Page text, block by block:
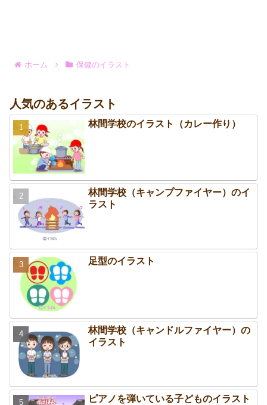
ホーム 保健のイラスト
人気のあるイラスト
林間学校のイラスト（カレー作り）
林間学校（キャンプファイヤー）のイ
ラスト
足型のイラスト
林間学校（キャンドルファイヤー）の
イラスト
ピアノを弾いている子どものイラスト